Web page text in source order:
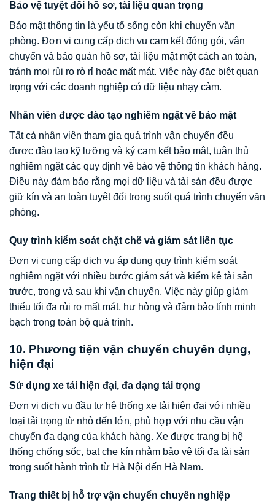
Bảo vệ tuyệt đối hồ sơ, tài liệu quan trọng
Bảo mật thông tin là yếu tố sống còn khi chuyển văn
phòng. Đơn vị cung cấp dịch vụ cam kết đóng gói, vận
chuyển và bảo quản hồ sơ, tài liệu mật một cách an toàn,
tránh mọi rủi ro rò rỉ hoặc mất mát. Việc này đặc biệt quan
trọng với các doanh nghiệp có dữ liệu nhạy cảm.
Nhân viên được đào tạo nghiêm ngặt về bảo mật
Tất cả nhân viên tham gia quá trình vận chuyển đều
được đào tạo kỹ lưỡng và ký cam kết bảo mật, tuân thủ
nghiêm ngặt các quy định về bảo vệ thông tin khách hàng.
Điều này đảm bảo rằng mọi dữ liệu và tài sản đều được
giữ kín và an toàn tuyệt đối trong suốt quá trình chuyển văn
phòng.
Quy trình kiểm soát chặt chẽ và giám sát liên tục
Đơn vị cung cấp dịch vụ áp dụng quy trình kiểm soát
nghiêm ngặt với nhiều bước giám sát và kiểm kê tài sản
trước, trong và sau khi vận chuyển. Việc này giúp giảm
thiểu tối đa rủi ro mất mát, hư hỏng và đảm bảo tính minh
bạch trong toàn bộ quá trình.
10. Phương tiện vận chuyển chuyên dụng,
hiện đại
Sử dụng xe tải hiện đại, đa dạng tải trọng
Đơn vị dịch vụ đầu tư hệ thống xe tải hiện đại với nhiều
loại tải trọng từ nhỏ đến lớn, phù hợp với nhu cầu vận
chuyển đa dạng của khách hàng. Xe được trang bị hệ
thống chống sốc, bạt che kín nhằm bảo vệ tối đa tài sản
trong suốt hành trình từ Hà Nội đến Hà Nam.
Trang thiết bị hỗ trợ vận chuyển chuyên nghiệp